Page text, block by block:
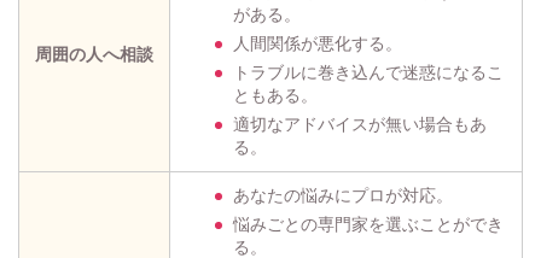
周囲の人へ相談
がある。
人間関係が悪化する。
トラブルに巻き込んで迷惑になるこ
ともある。
適切なアドバイスが無い場合もあ
る。
あなたの悩みにプロが対応。
悩みごとの専門家を選ぶことができ
る。